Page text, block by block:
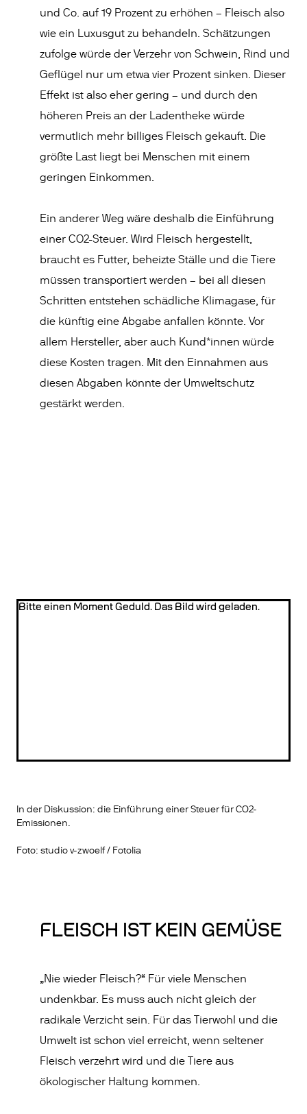
und Co. auf 19 Prozent zu erhöhen – Fleisch also
wie ein Luxusgut zu behandeln. Schätzungen
zufolge würde der Verzehr von Schwein, Rind und
Geflügel nur um etwa vier Prozent sinken. Dieser
Effekt ist also eher gering – und durch den
höheren Preis an der Ladentheke würde
vermutlich mehr billiges Fleisch gekauft. Die
größte Last liegt bei Menschen mit einem
geringen Einkommen.
Ein anderer Weg wäre deshalb die Einführung
einer CO2-Steuer. Wird Fleisch hergestellt,
braucht es Futter, beheizte Ställe und die Tiere
müssen transportiert werden – bei all diesen
Schritten entstehen schädliche Klimagase, für
die künftig eine Abgabe anfallen könnte. Vor
allem Hersteller, aber auch Kund*innen würde
diese Kosten tragen. Mit den Einnahmen aus
diesen Abgaben könnte der Umweltschutz
gestärkt werden.
Bitte einen Moment Geduld. Das Bild wird geladen.
In der Diskussion: die Einführung einer Steuer für CO2-
Emissionen.
Foto: studio v-zwoelf / Fotolia
FLEISCH IST KEIN GEMÜSE
„Nie wieder Fleisch?“ Für viele Menschen
undenkbar. Es muss auch nicht gleich der
radikale Verzicht sein. Für das Tierwohl und die
Umwelt ist schon viel erreicht, wenn seltener
Fleisch verzehrt wird und die Tiere aus
ökologischer Haltung kommen.